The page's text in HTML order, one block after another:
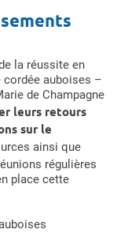
la réussite en
cordée auboises –
de Champagne
leurs retours
sur le
ainsi que
régulières
place cette